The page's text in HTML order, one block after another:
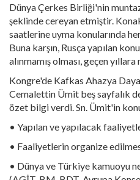
Dünya Çerkes Birliği'nin
şeklinde cereyan etmiştir.
saatlerine uyma konularında
Buna karşın, Rusça yapılan
alınmamış olması, geçen
Kongre'de Kafkas Ahazya
Cemalettin Ümit beş sayfalık
özet bilgi verdi. Sn. Ümit'in
• Yapılan ve yapılacak
• Faaliyetlerin organize
• Dünya ve Türkiye kamuoyu